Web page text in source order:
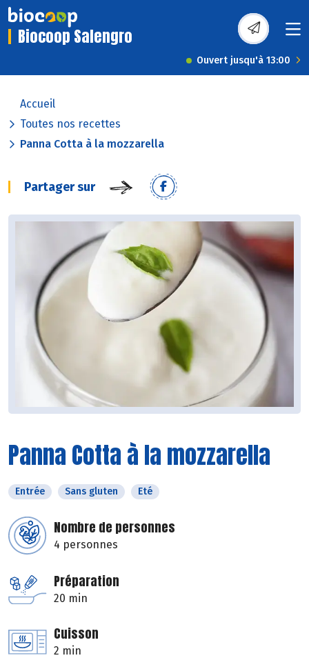
Biocoop Salengro
Ouvert jusqu'à 13:00
Accueil
Toutes nos recettes
Panna Cotta à la mozzarella
Partager sur
Panna Cotta à la mozzarella
Entrée Sans gluten Eté
Nombre de personnes
4 personnes
Préparation
20 min
Cuisson
2 min